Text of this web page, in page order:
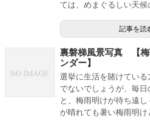
ては、めまぐるしい天候
記事を読
裏磐梯風景写真 【梅
ンダー】
選挙に生活を賭けている
でないでしょうが、毎日
と、梅雨明けが待ち遠
が晴れても暑い梅雨明け